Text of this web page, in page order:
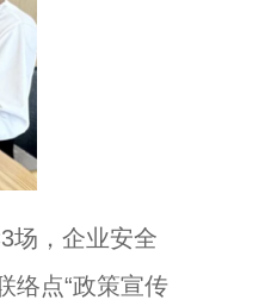
，企业安全
络点“政策宣传